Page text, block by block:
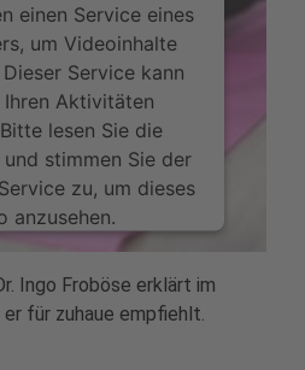
einen Service eines
um Videoinhalte
Service kann
Ihren Aktivitäten
lesen Sie die
stimmen Sie der
zu, um dieses
anzusehen.
Ingo Froböse erklärt im
für zuhaue empfiehlt.